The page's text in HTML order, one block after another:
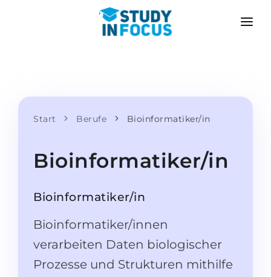
Universitäten
Bachelor & Master
Propädeutikum
SPRACHSCHULEN
Online-Sprachunterricht
SZENARIEN
Nach der Schule bewerben
Master in Deutschland
Mit Zulassungsgarantie
METHODIK
Start Berufe Bioinformatiker/in
Bioinformatiker/in
Bioinformatiker/in
Bioinformatiker/innen
verarbeiten Daten biologischer
Prozesse und Strukturen mithilfe